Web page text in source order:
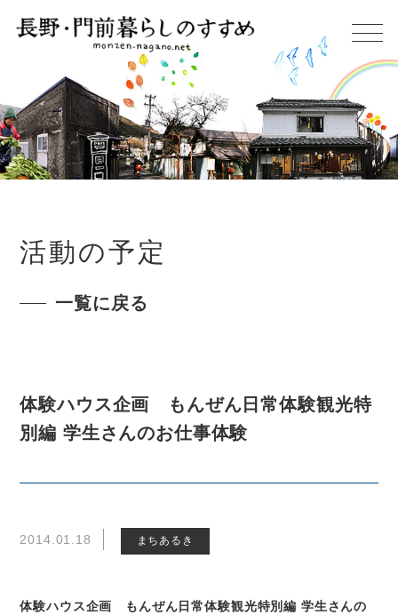
活動の予定
一覧に戻る
体験ハウス企画 もんぜん日常体験観光特
別編 学生さんのお仕事体験
2014.01.18 まちあるき
体験ハウス企画 もんぜん日常体験観光特別編 学生さんの